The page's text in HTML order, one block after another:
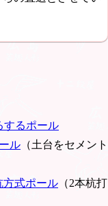
するポール
ル （土台をセメント
方式ポール （2本杭打